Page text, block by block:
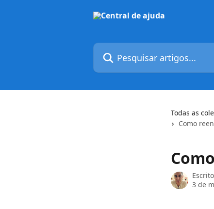
Pesquisar artigos...
Todas as
Como
3 de